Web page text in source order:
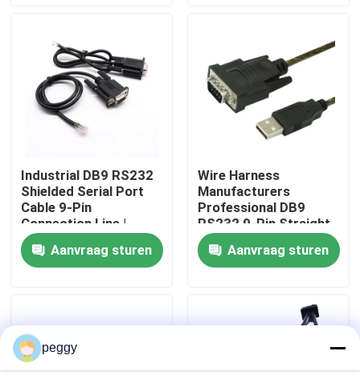
Fabrieksreis
Kwaliteitscontrole
Contacteer ons
nieuws
op maat gemaakte kabelsamenstelling
LVDS-kabels
Industrial DB9 RS232
Shielded Serial Port
Cable 9-Pin
Connection Line |
Cable Assembly Wire
Harness
Manufacturers
Aanvraag sturen
Wire Harness
Manufacturers
Professional DB9
RS232 9-Pin Straight
Or Cross Cable With
Shielded Core Custom
Cable
Aanvraag sturen
peggy